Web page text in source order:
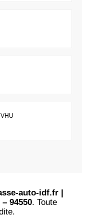
auto-idf.fr |
94550. Toute